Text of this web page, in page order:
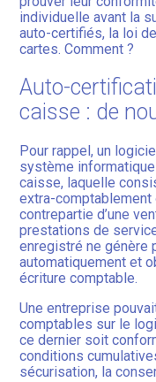
individuelle avant la
auto-certifiés, la loi
cartes. Comment ?
Auto-
caisse : de
Pour rappel, un
système
caisse, laquelle
extra-
contrepartie d’une
prestations de
enregistré ne génère
automatiquement et
écriture comptable.
Une entreprise
comptables sur le
ce dernier soit
conditions
sécurisation, la